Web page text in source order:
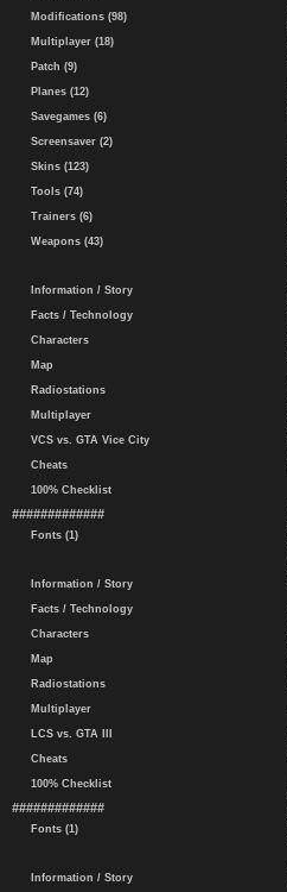
Modifications (98)
Multiplayer (18)
Patch (9)
Planes (12)
Savegames (6)
Screensaver (2)
Skins (123)
Tools (74)
Trainers (6)
Weapons (43)
Information / Story
Facts / Technology
Characters
Map
Radiostations
Multiplayer
VCS vs. GTA Vice City
Cheats
100% Checklist
#############
Fonts (1)
Information / Story
Facts / Technology
Characters
Map
Radiostations
Multiplayer
LCS vs. GTA III
Cheats
100% Checklist
#############
Fonts (1)
Information / Story